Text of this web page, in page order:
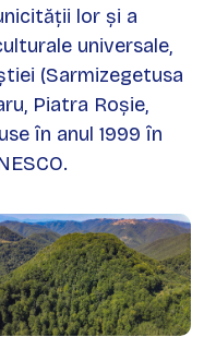
lor și a
universale,
(Sarmizegetusa
Piatra Roșie,
în anul 1999 în